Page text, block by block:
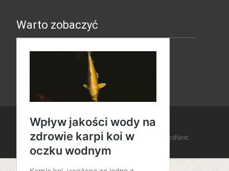
Warto zobaczyć
Copyright © Amaro Design
Powered by WordPress, Themei-design by TemplatesNext.